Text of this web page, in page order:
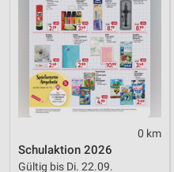
0 km
Schulaktion 2026
Gültig bis Di. 22.09.